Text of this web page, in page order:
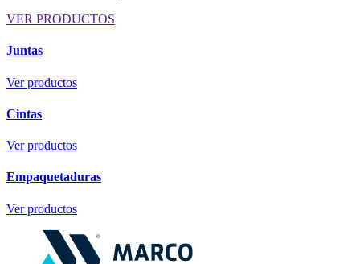
VER PRODUCTOS
Juntas
Ver productos
Cintas
Ver productos
Empaquetaduras
Ver productos